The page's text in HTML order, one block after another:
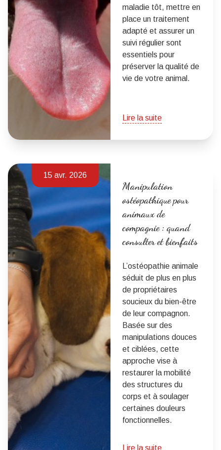
maladie tôt, mettre en
place un traitement
adapté et assurer un
suivi régulier sont
essentiels pour
préserver la qualité de
vie de votre animal.
Lire la suite
15 avr. 2026
Manipulation
ostéopathique pour
animaux de
compagnie : quand
consulter et bienfaits
L’ostéopathie animale
séduit de plus en plus
de propriétaires
soucieux du bien-être
de leur compagnon.
Basée sur des
manipulations douces
et ciblées, cette
approche vise à
restaurer la mobilité
des structures du
corps et à soulager
certaines douleurs
fonctionnelles.
Lire la suite